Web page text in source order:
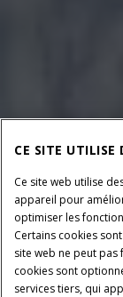
CE SITE UTILISE
Ce site web utilise
appareil pour
optimiser les
Certains cookies
site web ne peut
cookies sont
services tiers, qui